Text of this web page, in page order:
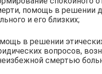
помощь в решении
и его близких;
в решении
вопросов,
смертью